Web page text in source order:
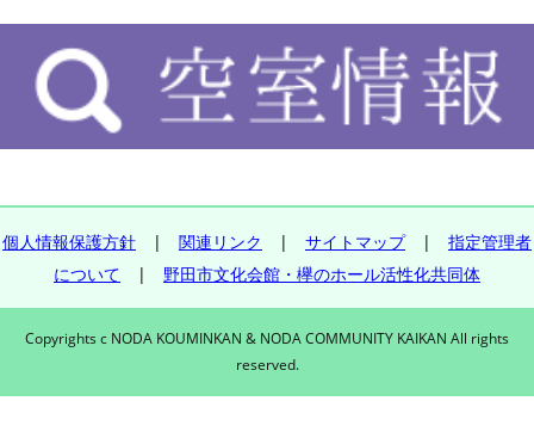
個人情報保護方針 | 関連リンク | サイトマップ| 指定管理者
について | 野田市文化会館・欅のホール活性化共同体
Copyrights c NODA KOUMINKAN & NODA COMMUNITY KAIKAN All rights
reserved.